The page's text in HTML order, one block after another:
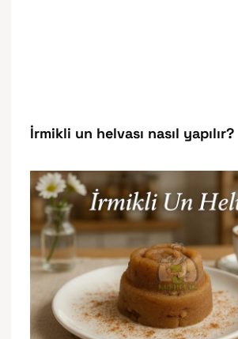
İrmikli un helvası nasıl yapılır?